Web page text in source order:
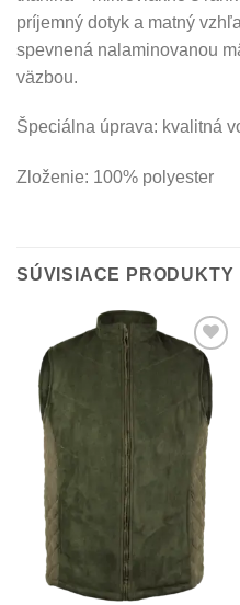
príjemný dotyk a matný
spevnená nalaminovanou
väzbou.
Špeciálna úprava: kvalitná
Zloženie: 100% polyester
SÚVISIACE PRODUKTY
Add to
Wishlist